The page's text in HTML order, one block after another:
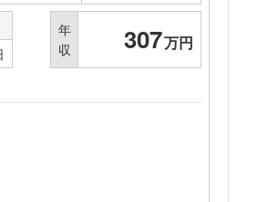
フォローしませんか？
年
収
307万円